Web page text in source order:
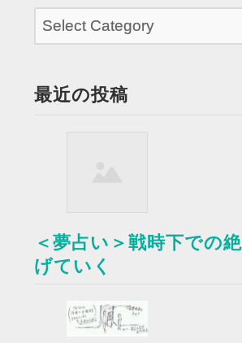
り
最近の投稿
＜夢占い＞戦時下での
げていく